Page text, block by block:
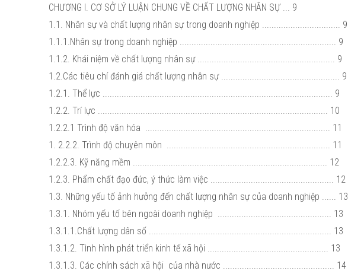
CHƯƠNG I. CƠ SỞ LÝ LUẬN CHUNG VỀ CHẤT LƯỢNG NHÂN SỰ ... 9
1.1. Nhân sự và chất lượng nhân sự trong doanh nghiệp ................................. 9
1.1.1.Nhân sự trong doanh nghiệp .................................................................. 9
1.1.2. Khái niệm về chất lượng nhân sự .......................................................... 9
1.2.Các tiêu chí đánh giá chất lượng nhân sự .................................................. 9
1.2.1. Thể lực ................................................................................................. 9
1.2.2. Trí lực ................................................................................................. 10
1.2.2.1 Trình độ văn hóa .............................................................................. 11
1. 2.2.2. Trình độ chuyên môn ..................................................................... 11
1.2.2.3. Kỹ năng mềm .................................................................................. 12
1.2.3. Phẩm chất đạo đức, ý thức làm việc .................................................... 12
1.3. Những yếu tố ảnh hưởng đến chất lượng nhân sự của doanh nghiệp ...... 13
1.3.1. Nhóm yếu tố bên ngoài doanh nghiệp ................................................ 13
1.3.1.1.Chất lượng dân số ............................................................................. 13
1.3.1.2. Tình hình phát triển kinh tế xã hội ................................................... 13
1.3.1.3. Các chính sách xã hội của nhà nước ............................................... 14